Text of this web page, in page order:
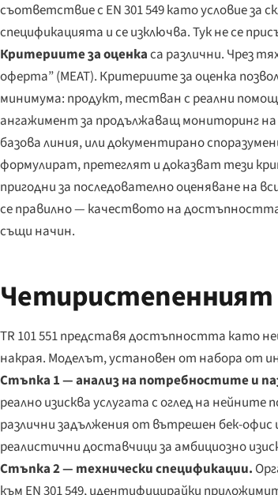
съответствие с EN 301 549 като условие за
спецификацията и се изключва. Тук не се
Критериите за оценкаса различни. Чрез
оферта” (MEAT). Критериите за оценка
минимума: продукт, тестван с реални
ангажимент за продължаващ мониторинг на
базова линия, или документирано
формулират, претеглят и доказват тези
пригодни за последователно оценяване на
се правилно — качеството на достъпността
същи начин.
Четиристепенният
TR 101 551 представя достъпността като
накрая. Моделът, установен от набора от
Стъпка 1 — анализ на потребностите и
реално изисква услугата с оглед на
различни задължения от вътрешен бек-
реалистични доставчици за амбициозно
Стъпка 2 — технически спецификации.
към EN 301 549, идентифицирайки